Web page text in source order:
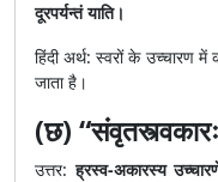
दूरपर्यन्तं याति।
हिंदी अर्थ: स्वरों के उच्चारण
जाता है।
(छ)
उत्तर:ह्रस्व-अकारस्य